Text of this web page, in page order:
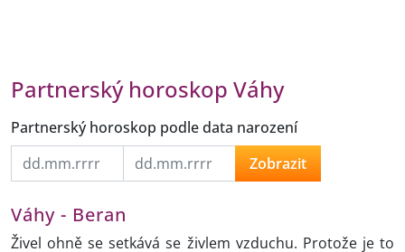
Partnerský horoskop Váhy
Partnerský horoskop podle data narození
Zobrazit
Váhy - Beran
Živel ohně se setkává se živlem vzduchu. Protože je to